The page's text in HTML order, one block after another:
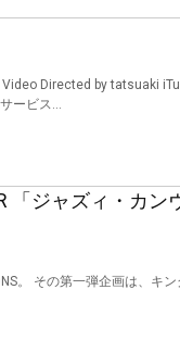
tatsuaki iTunes Storeほか主要
ービス...
「ジャズィ・カン
。 その第一弾企画は、キ